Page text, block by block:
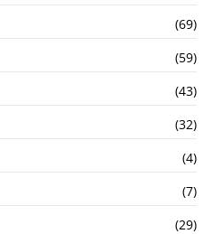
(69)
(59)
(43)
(32)
(4)
(7)
(29)